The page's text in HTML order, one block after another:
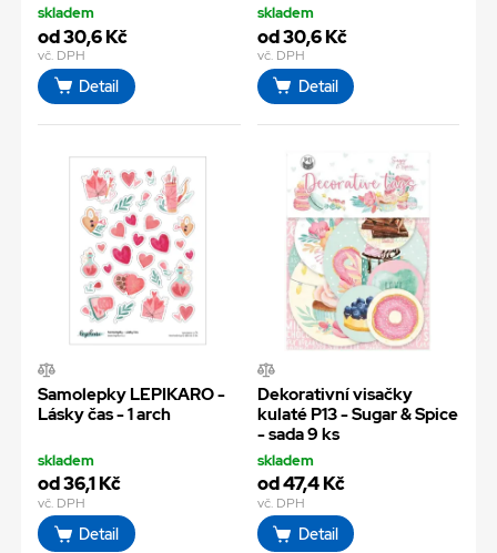
skladem
od 30,6 Kč
vč. DPH
Detail
skladem
od 30,6 Kč
vč. DPH
Detail
Samolepky LEPIKARO -
Lásky čas - 1 arch
skladem
od 36,1 Kč
vč. DPH
Detail
Dekorativní visačky
kulaté P13 - Sugar & Spice
- sada 9 ks
skladem
od 47,4 Kč
vč. DPH
Detail